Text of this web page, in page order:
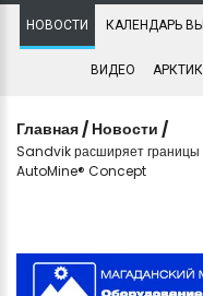
НОВОСТИ КАЛЕНДАРЬ
ВИДЕО
Главная / Новости /
Sandvik расширяет границы
AutoMine® Concept